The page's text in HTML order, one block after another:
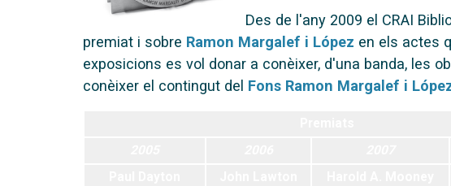
Des de l'any 2009 el CRAI
premiat i sobre Ramon Margalef i López en els actes
exposicions es vol donar a conèixer, d'una banda, les
conèixer el contingut del Fons Ramon Margalef i